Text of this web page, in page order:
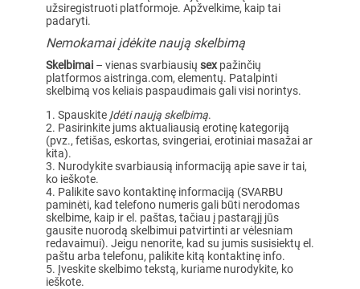
užsiregistruoti platformoje. Apžvelkime, kaip tai
padaryti.
Nemokamai įdėkite naują skelbimą
Skelbimai– vienas svarbiausių sexpažinčių
platformos aistringa.com, elementų. Patalpinti
skelbimą vos keliais paspaudimais gali visi norintys.
Spauskite Įdėti naują skelbimą.
Pasirinkite jums aktualiausią erotinę kategoriją
(pvz., fetišas, eskortas, svingeriai, erotiniai masažai ar
kita).
Nurodykite svarbiausią informaciją apie save ir tai,
ko ieškote.
Palikite savo kontaktinę informaciją (SVARBU
paminėti, kad telefono numeris gali būti nerodomas
skelbime, kaip ir el. paštas, tačiau į pastarąjį jūs
gausite nuorodą skelbimui patvirtinti ar vėlesniam
redavaimui). Jeigu nenorite, kad su jumis susisiektų el.
paštu arba telefonu, palikite kitą kontaktinę info.
Įveskite skelbimo tekstą, kuriame nurodykite, ko
ieškote.